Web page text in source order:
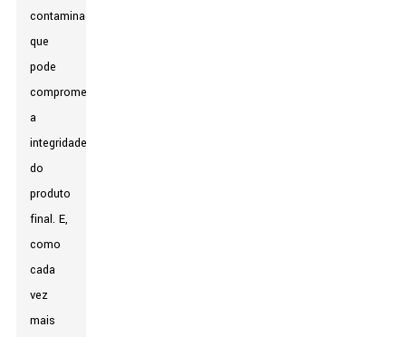
contaminação
que
pode
comprometer
a
integridade
do
produto
final. E,
como
cada
vez
mais